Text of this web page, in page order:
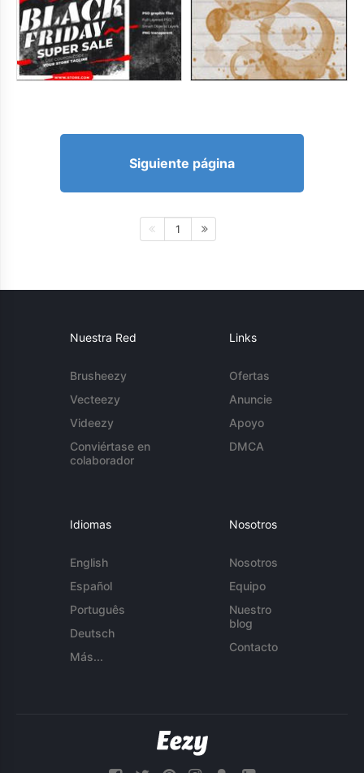
Siguiente página
1
Nuestra Red
Brusheezy
Vecteezy
Videezy
Conviértase en
colaborador
Links
Ofertas
Anuncie
Apoyo
DMCA
Idiomas
English
Español
Português
Deutsch
Más...
Nosotros
Nosotros
Equipo
Nuestro
blog
Contacto